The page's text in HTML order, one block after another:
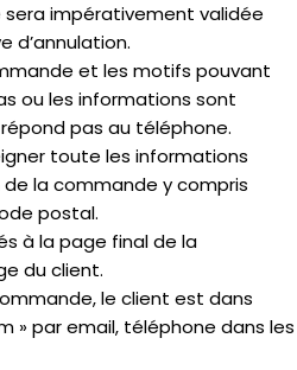
impérativement validée
d’annulation.
et les motifs pouvant
ou les informations sont
pas au téléphone.
toute les informations
la commande y compris
postal.
à la page final de la
du client.
le client est dans
» par email, téléphone dans les